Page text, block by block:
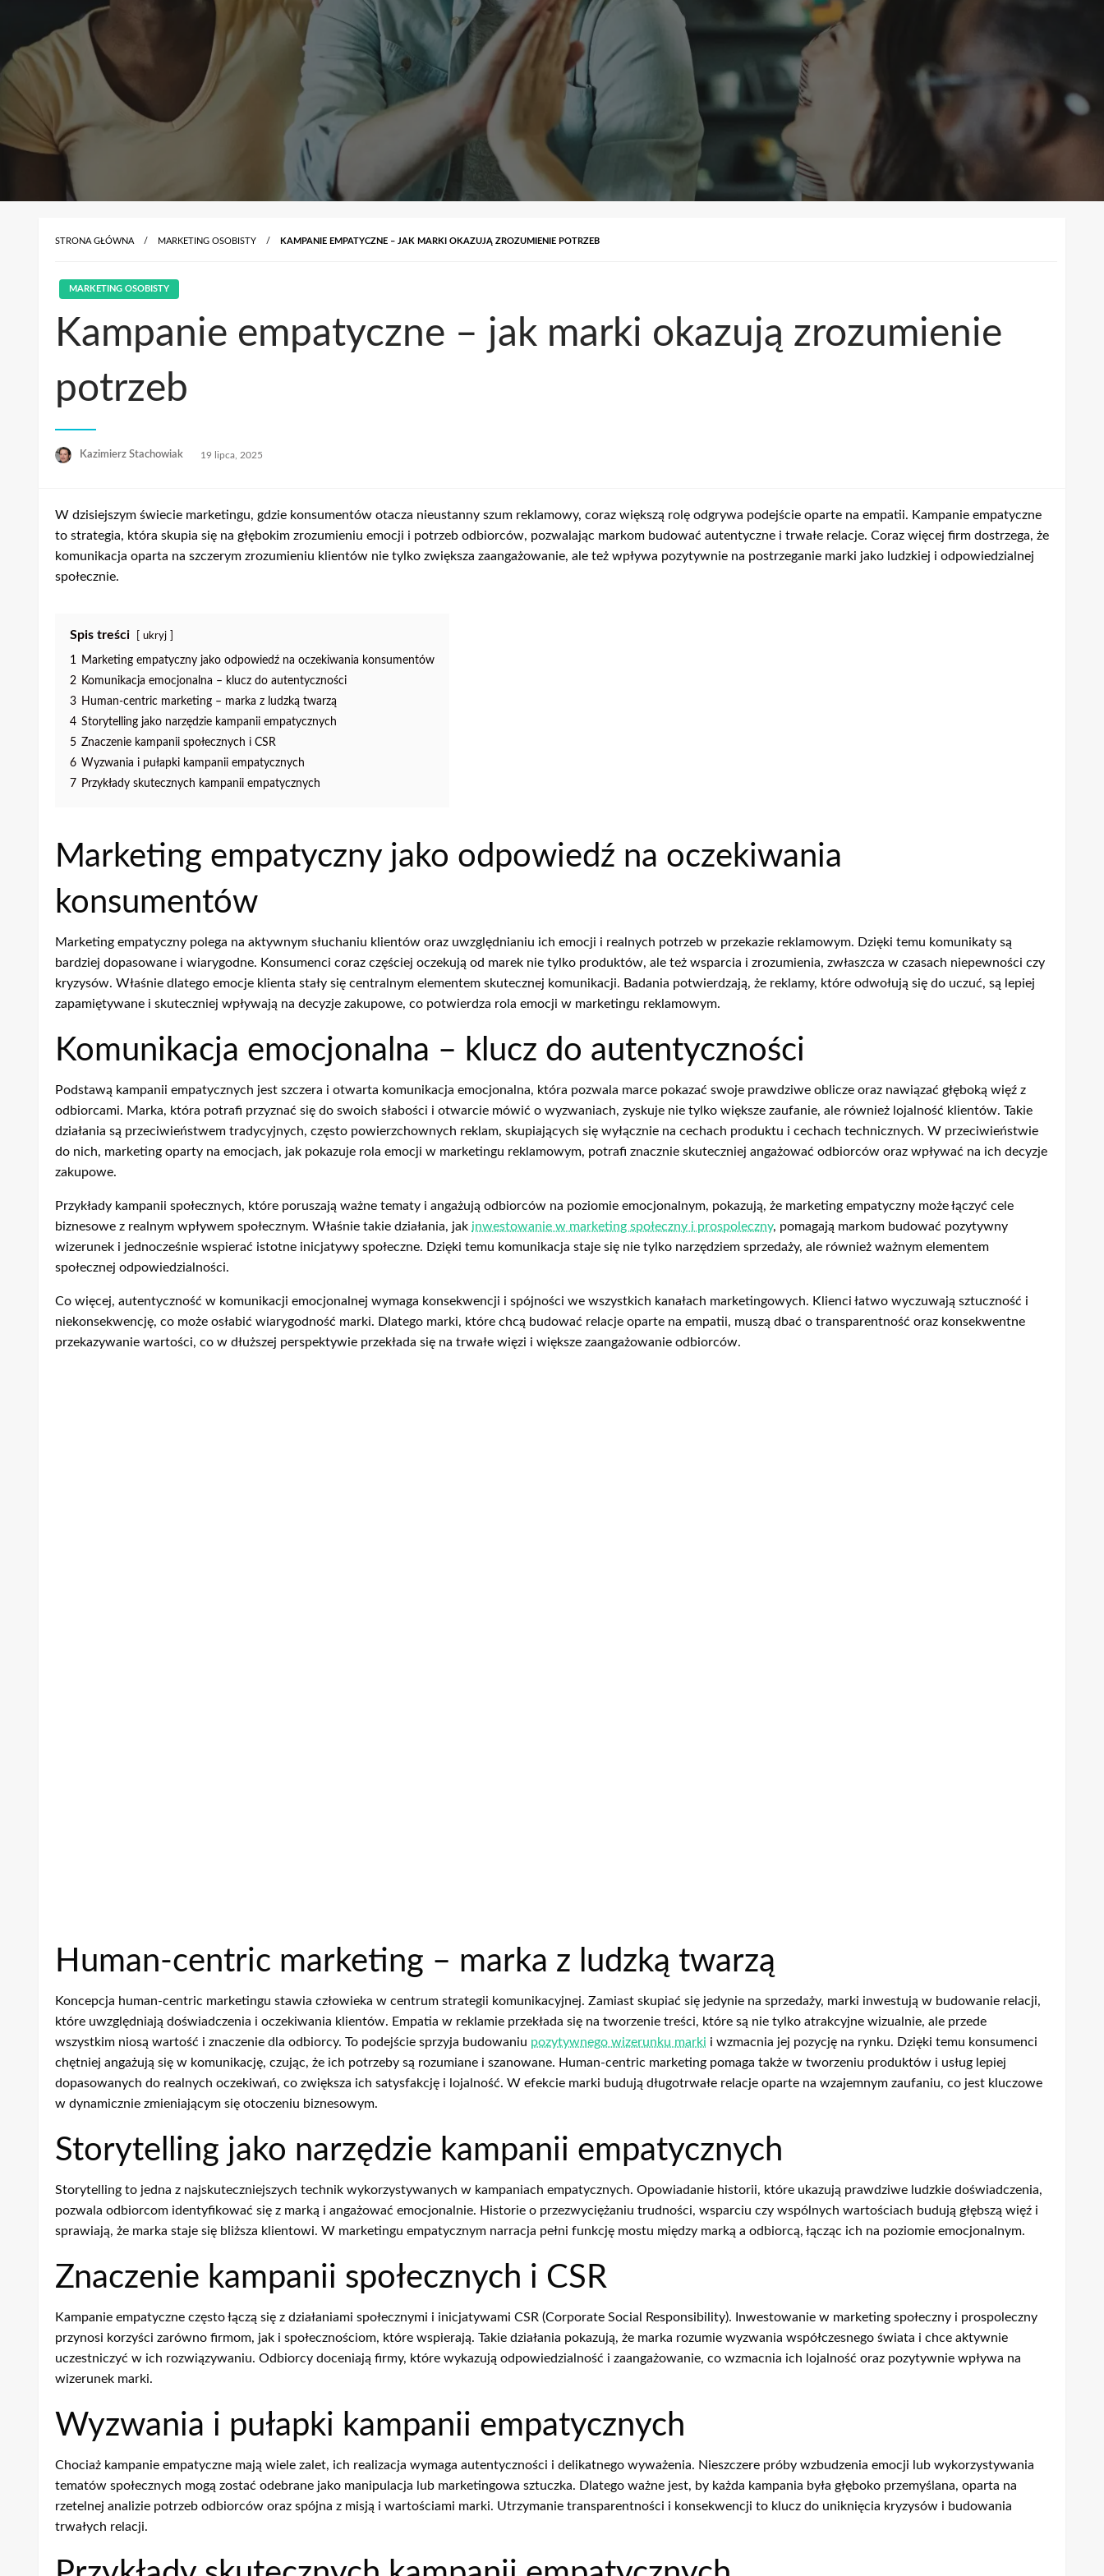
STRONA GŁÓWNA MARKETING OSOBISTY KAMPANIE EMPATYCZNE – JAK MARKI OKAZUJĄ ZROZUMIENIE POTRZEB
MARKETING OSOBISTY
Kampanie empatyczne – jak marki okazują zrozumienie
potrzeb
Kazimierz Stachowiak
Opublikowane
19 lipca, 2025
W dzisiejszym świecie marketingu, gdzie konsumentów otacza nieustanny szum reklamowy, coraz większą rolę odgrywa podejście oparte na empatii. Kampanie empatyczne
to strategia, która skupia się na głębokim zrozumieniu emocji i potrzeb odbiorców, pozwalając markom budować autentyczne i trwałe relacje. Coraz więcej firm dostrzega, że
komunikacja oparta na szczerym zrozumieniu klientów nie tylko zwiększa zaangażowanie, ale też wpływa pozytywnie na postrzeganie marki jako ludzkiej i odpowiedzialnej
społecznie.
Spis treści ukryj
1 Marketing empatyczny jako odpowiedź na oczekiwania konsumentów
2 Komunikacja emocjonalna – klucz do autentyczności
3 Human-centric marketing – marka z ludzką twarzą
4 Storytelling jako narzędzie kampanii empatycznych
5 Znaczenie kampanii społecznych i CSR
6 Wyzwania i pułapki kampanii empatycznych
7 Przykłady skutecznych kampanii empatycznych
Marketing empatyczny jako odpowiedź na oczekiwania
konsumentów
Marketing empatyczny polega na aktywnym słuchaniu klientów oraz uwzględnianiu ich emocji i realnych potrzeb w przekazie reklamowym. Dzięki temu komunikaty są
bardziej dopasowane i wiarygodne. Konsumenci coraz częściej oczekują od marek nie tylko produktów, ale też wsparcia i zrozumienia, zwłaszcza w czasach niepewności czy
kryzysów. Właśnie dlatego emocje klienta stały się centralnym elementem skutecznej komunikacji. Badania potwierdzają, że reklamy, które odwołują się do uczuć, są lepiej
zapamiętywane i skuteczniej wpływają na decyzje zakupowe, co potwierdza rola emocji w marketingu reklamowym.
Komunikacja emocjonalna – klucz do autentyczności
Podstawą kampanii empatycznych jest szczera i otwarta komunikacja emocjonalna, która pozwala marce pokazać swoje prawdziwe oblicze oraz nawiązać głęboką więź z
odbiorcami. Marka, która potrafi przyznać się do swoich słabości i otwarcie mówić o wyzwaniach, zyskuje nie tylko większe zaufanie, ale również lojalność klientów. Takie
działania są przeciwieństwem tradycyjnych, często powierzchownych reklam, skupiających się wyłącznie na cechach produktu i cechach technicznych. W przeciwieństwie
do nich, marketing oparty na emocjach, jak pokazuje rola emocji w marketingu reklamowym, potrafi znacznie skuteczniej angażować odbiorców oraz wpływać na ich decyzje
zakupowe.
Przykłady kampanii społecznych, które poruszają ważne tematy i angażują odbiorców na poziomie emocjonalnym, pokazują, że marketing empatyczny może łączyć cele
biznesowe z realnym wpływem społecznym. Właśnie takie działania, jak inwestowanie w marketing społeczny i prospoleczny, pomagają markom budować pozytywny
wizerunek i jednocześnie wspierać istotne inicjatywy społeczne. Dzięki temu komunikacja staje się nie tylko narzędziem sprzedaży, ale również ważnym elementem
społecznej odpowiedzialności.
Co więcej, autentyczność w komunikacji emocjonalnej wymaga konsekwencji i spójności we wszystkich kanałach marketingowych. Klienci łatwo wyczuwają sztuczność i
niekonsekwencję, co może osłabić wiarygodność marki. Dlatego marki, które chcą budować relacje oparte na empatii, muszą dbać o transparentność oraz konsekwentne
przekazywanie wartości, co w dłuższej perspektywie przekłada się na trwałe więzi i większe zaangażowanie odbiorców.
Human-centric marketing – marka z ludzką twarzą
Koncepcja human-centric marketingu stawia człowieka w centrum strategii komunikacyjnej. Zamiast skupiać się jedynie na sprzedaży, marki inwestują w budowanie relacji,
które uwzględniają doświadczenia i oczekiwania klientów. Empatia w reklamie przekłada się na tworzenie treści, które są nie tylko atrakcyjne wizualnie, ale przede
wszystkim niosą wartość i znaczenie dla odbiorcy. To podejście sprzyja budowaniu pozytywnego wizerunku marki i wzmacnia jej pozycję na rynku. Dzięki temu konsumenci
chętniej angażują się w komunikację, czując, że ich potrzeby są rozumiane i szanowane. Human-centric marketing pomaga także w tworzeniu produktów i usług lepiej
dopasowanych do realnych oczekiwań, co zwiększa ich satysfakcję i lojalność. W efekcie marki budują długotrwałe relacje oparte na wzajemnym zaufaniu, co jest kluczowe
w dynamicznie zmieniającym się otoczeniu biznesowym.
Storytelling jako narzędzie kampanii empatycznych
Storytelling to jedna z najskuteczniejszych technik wykorzystywanych w kampaniach empatycznych. Opowiadanie historii, które ukazują prawdziwe ludzkie doświadczenia,
pozwala odbiorcom identyfikować się z marką i angażować emocjonalnie. Historie o przezwyciężaniu trudności, wsparciu czy wspólnych wartościach budują głębszą więź i
sprawiają, że marka staje się bliższa klientowi. W marketingu empatycznym narracja pełni funkcję mostu między marką a odbiorcą, łącząc ich na poziomie emocjonalnym.
Znaczenie kampanii społecznych i CSR
Kampanie empatyczne często łączą się z działaniami społecznymi i inicjatywami CSR (Corporate Social Responsibility). Inwestowanie w marketing społeczny i prospoleczny
przynosi korzyści zarówno firmom, jak i społecznościom, które wspierają. Takie działania pokazują, że marka rozumie wyzwania współczesnego świata i chce aktywnie
uczestniczyć w ich rozwiązywaniu. Odbiorcy doceniają firmy, które wykazują odpowiedzialność i zaangażowanie, co wzmacnia ich lojalność oraz pozytywnie wpływa na
wizerunek marki.
Wyzwania i pułapki kampanii empatycznych
Chociaż kampanie empatyczne mają wiele zalet, ich realizacja wymaga autentyczności i delikatnego wyważenia. Nieszczere próby wzbudzenia emocji lub wykorzystywania
tematów społecznych mogą zostać odebrane jako manipulacja lub marketingowa sztuczka. Dlatego ważne jest, by każda kampania była głęboko przemyślana, oparta na
rzetelnej analizie potrzeb odbiorców oraz spójna z misją i wartościami marki. Utrzymanie transparentności i konsekwencji to klucz do uniknięcia kryzysów i budowania
trwałych relacji.